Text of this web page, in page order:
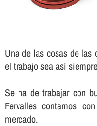
Una de las cosas de las
el trabajo sea así­
Se ha de trabajar con
Fervalles contamos
mercado.